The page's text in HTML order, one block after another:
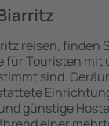
reisen, finden
für Touristen
sind.
günstige